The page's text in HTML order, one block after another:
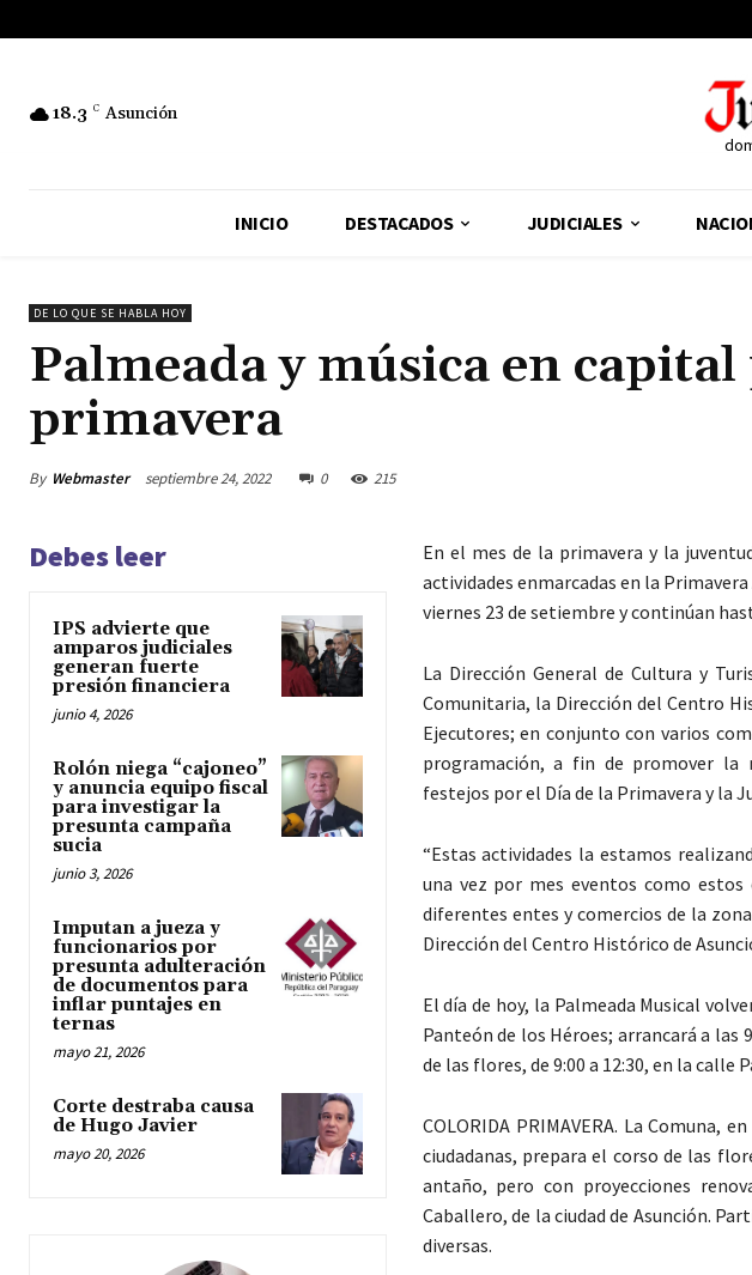
18.3 C Asunción
INICIO DESTACADOS JUDICIALES
DE LO QUE SE HABLA HOY
Palmeada y música en
primavera
By Webmaster septiembre 24, 2022 0 215
Debes leer
IPS advierte que
amparos judiciales
generan fuerte
presión financiera
junio 4, 2026
Rolón niega “cajoneo”
y anuncia equipo fiscal
para investigar la
presunta campaña
sucia
junio 3, 2026
Imputan a jueza y
funcionarios por
presunta adulteración
de documentos para
inflar puntajes en
ternas
mayo 21, 2026
Corte destraba causa
de Hugo Javier
mayo 20, 2026
En el mes de la primavera y la
actividades enmarcadas en la
viernes 23 de setiembre y continúan
La Dirección General de Cultura y
Comunitaria, la Dirección del Centro
Ejecutores; en conjunto con varios
programación, a fin de promover
festejos por el Día de la Primavera y la
“Estas actividades la estamos
una vez por mes eventos como
diferentes entes y comercios de la
Dirección del Centro Histórico de
El día de hoy, la Palmeada Musical
Panteón de los Héroes; arrancará a las
de las flores, de 9:00 a 12:30, en la calle
COLORIDA PRIMAVERA. La
ciudadanas, prepara el corso de las
antaño, pero con proyecciones
Caballero, de la ciudad de Asunción.
diversas.